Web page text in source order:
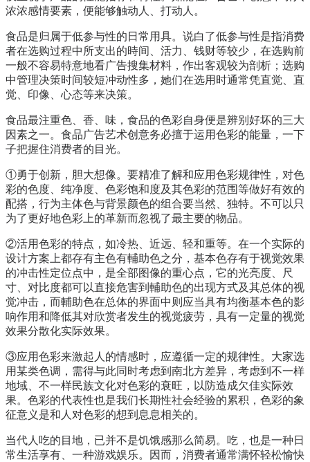
浓浓感情要素，便能够触动人、打动人。
食品是归属于低参与性的日常用具。说白了低参与性是指消费
者在选购过程中所支出的時间、活力、钱财等较少，在选购前
一般不容易特意地看广告搜集材料，作出客观较为剖析；选购
中管理决策时间较短冲动性多，她们在选用时通常凭直觉、直
觉、印像、心态等来决策。
食品最注重色、香、味，食品的色彩自身便是辨别好坏的三大
因素之一。食品广告艺术创意务必擅于运用色彩的能量，一下
子把握住消费者的目光。
①勇于创新，胆大想像。要精准了解和应用色彩规律性，对色
彩的色度、纯净度、色彩饱和度及其色彩的范围等做好有效的
配搭，行为主体色与背景颜色的组合要当然、独特。不可以只
为了更好地色彩上的革新而忽视了最主要的物品。
②活用色彩的特点，如冷热、近远、轻和重等。在一个实际的
设计方案上都存有主色有輔助色之分，基本色存有于视觉效果
的冲击性定位点中，是全部图像的重心点，它的光亮度、尺
寸、对比度都可以直接危害到輔助色的出现方式及其总体的视
觉冲击，而輔助色在总体的界面中则应当具有均衡基本色的影
响作用和降低其对欣赏者发生的视觉疲劳，具有一定量的视觉
效果分散化实际效果。
③应用色彩来激起人的情感时，应遵循一定的规律性。大家选
用某类色调，需得与此同时考虑到南北方差异，考虑到不一样
地域、不一样民族文化对色彩的衰旺，以防造成欠佳实际效
果。色彩的代表性也是我们长期性社会经验的累积，色彩的象
征意义是和人对色彩的想到息息相关的。
当代人吃的目地，已并不是饥饿感那么简易。吃，也是一种日
常生活享有、一种游戏娱乐。因而，消费者通常满怀轻松愉快